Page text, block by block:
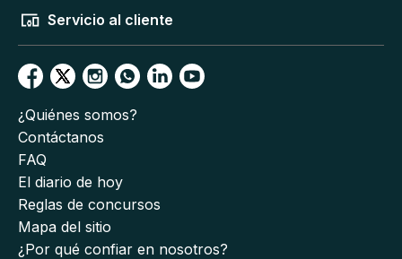
Servicio al cliente
¿Quiénes somos?
Contáctanos
FAQ
El diario de hoy
Reglas de concursos
Mapa del sitio
¿Por qué confiar en nosotros?